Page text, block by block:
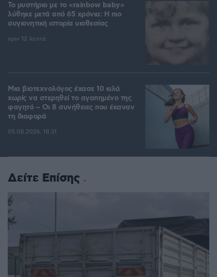
Το μυστήριο με το «rainbow baby»
λύθηκε μετά από 65 χρόνια: Η πιο
συγκινητική ιστορία υιοθεσίας
πριν 12 λεπτά
Μια βιοτεχνολόγος έχασε 10 κιλά
χωρίς να στερηθεί το αγαπημένο της
φαγητό – Οι 8 συνήθειες που έκαναν
τη διαφορά
05.08.2026, 18:31
Δείτε Επίσης